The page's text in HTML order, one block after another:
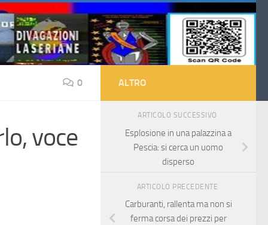
0
voce
ALTRO
ARTICOLO SUCCESSIVO
Esplosione in una palazzina a
Pescia: si cerca un uomo
disperso
ARTICOLO PRECEDENTE
Carburanti, rallenta ma non si
ferma corsa dei prezzi per